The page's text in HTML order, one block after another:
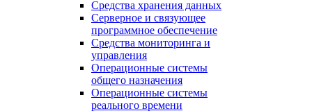
Средства хранения данных
Серверное и связующее
программное обеспечение
Средства мониторинга и
управления
Операционные системы
общего назначения
Операционные системы
реального времени